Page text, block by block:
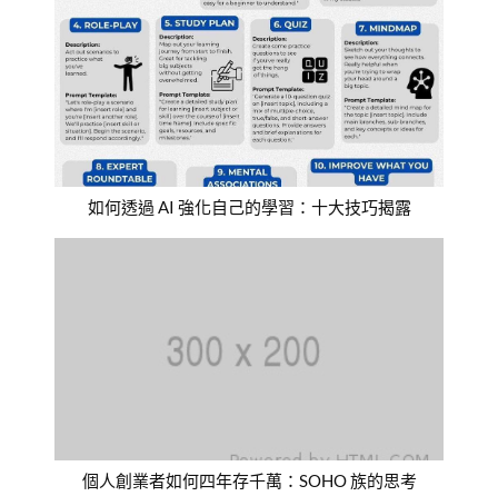
如何透過 AI 強化自己的學習：十大技巧揭露
個人創業者如何四年存千萬：SOHO 族的思考